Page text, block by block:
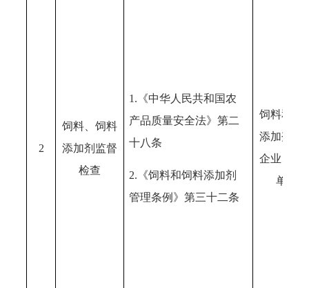
2
饲料、饲料
添加剂监督
检查
1.《中华人民共和国农
产品质量安全法》第二
十八条
2.《饲料和饲料添加剂
管理条例》第三十二条
饲料和饲
添加剂生
企业、经
单位